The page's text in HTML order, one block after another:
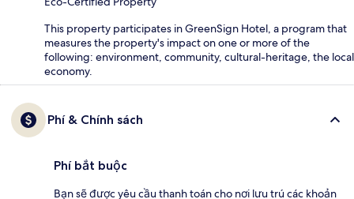
This property participates in GreenSign Hotel, a program that
measures the property's impact on one or more of the
following: environment, community, cultural-heritage, the local
economy.
Phí & Chính sách
Phí bắt buộc
Bạn sẽ được yêu cầu thanh toán cho nơi lưu trú các khoản